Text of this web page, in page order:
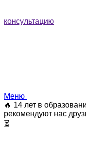
консультацию
Меню
🔥 14 лет в
рекомендуют нас
⏳